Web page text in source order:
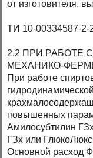
от изготовителя,
ТИ 10-00334587-2-
2.2 ПРИ РАБОТЕ
МЕХАНИКО-
При работе
повышенных
Амилосубтилин
ГЗх или
Основной расход